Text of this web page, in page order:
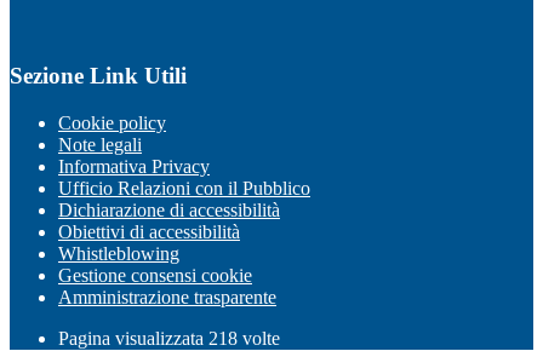
Sezione Link Utili
Cookie policy
Note legali
Informativa Privacy
Ufficio Relazioni con il Pubblico
Dichiarazione di accessibilità
Obiettivi di accessibilità
Whistleblowing
Gestione consensi cookie
Amministrazione trasparente
Pagina visualizzata 218 volte